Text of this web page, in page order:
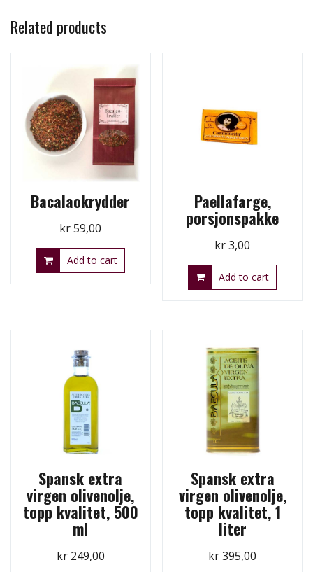
Related products
Bacalaokrydder
kr59,00
Add to cart
Paellafarge,
porsjonspakke
kr3,00
Add to cart
Spansk extra
virgen olivenolje,
topp kvalitet, 500
ml
kr249,00
Spansk extra
virgen olivenolje,
topp kvalitet, 1
liter
kr395,00